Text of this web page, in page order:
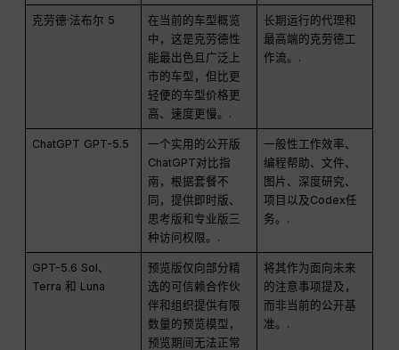
克劳德·法布尔 5
在当前的车型概览
中，这是克劳德性
能最出色且广泛上
市的车型，但比更
轻便的车型价格更
高、速度更慢。.
长期运行的代理和
最高端的克劳德工
作流。.
ChatGPT GPT-5.5
一个实用的公开版
ChatGPT对比指
南，根据套餐不
同，提供即时版、
思考版和专业版三
种访问权限。.
一般性工作效率、
编程帮助、文件、
图片、深度研究、
项目以及Codex任
务。.
GPT-5.6 Sol、
Terra 和 Luna
预览版仅向部分精
选的可信赖合作伙
伴和组织提供有限
数量的预览模型，
预览期间无法正常
将其作为面向未来
的注意事项提及，
而非当前的公开基
准。.